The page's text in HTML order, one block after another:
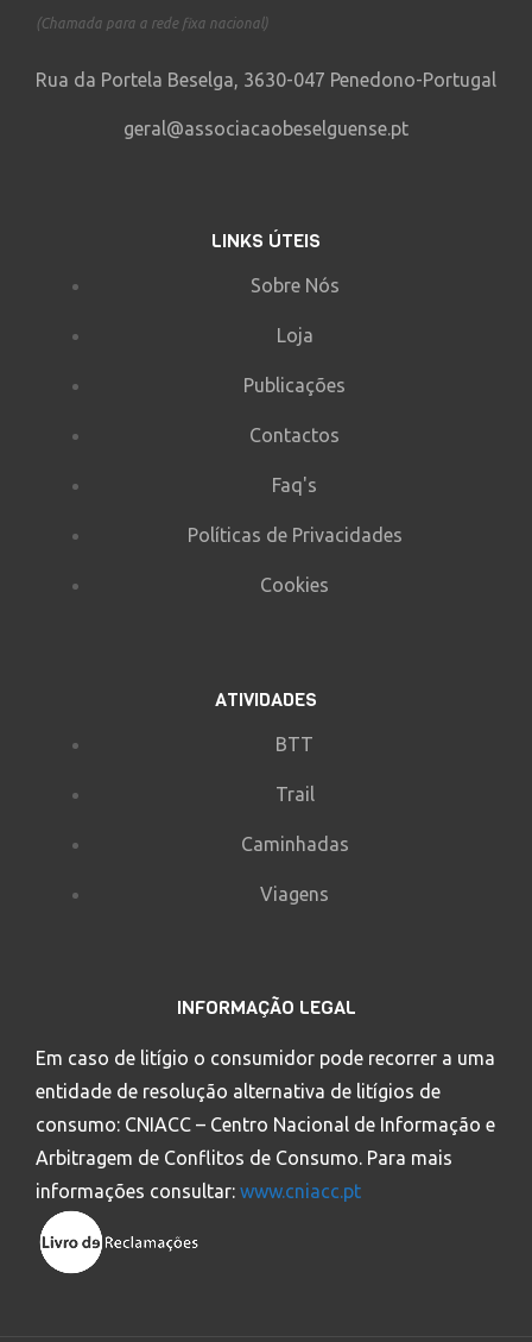
(Chamada para a rede fixa nacional)
Rua da Portela Beselga, 3630-047 Penedono-Portugal
geral@associacaobeselguense.pt
LINKS ÚTEIS
Sobre Nós
Loja
Publicações
Contactos
Faq's
Políticas de Privacidades
Cookies
ATIVIDADES
BTT
Trail
Caminhadas
Viagens
INFORMAÇÃO LEGAL
Em caso de litígio o consumidor pode recorrer a uma
entidade de resolução alternativa de litígios de
consumo: CNIACC – Centro Nacional de Informação e
Arbitragem de Conflitos de Consumo. Para mais
informações consultar: www.cniacc.pt